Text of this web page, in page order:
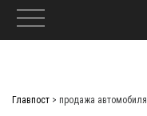
Главпост > продажа автомобиля